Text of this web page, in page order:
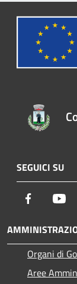
SEGUICI SU
Facebook
Organi di
Aree